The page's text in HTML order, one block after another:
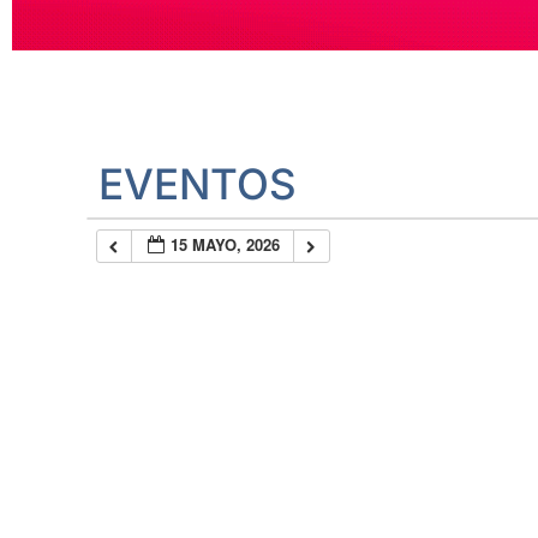
EVENTOS
15 MAYO, 2026